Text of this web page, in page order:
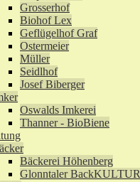
Grosserhof
Biohof Lex
Geflügelhof Graf
Ostermeier
Müller
Seidlhof
Josef Biberger
Oswalds Imkerei
Thanner - BioBiene
Bäckerei Höhenberg
Glonntaler BackKULTUR